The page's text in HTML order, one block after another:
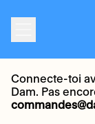
Connecte-toi
Dam. Pas